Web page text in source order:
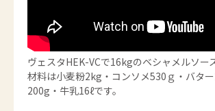
ヴェスタHEK-VCで16kgのベシャメルソー
材料は小麦粉2kg・コンソメ530ｇ・バタ
200g・牛乳16ℓです。